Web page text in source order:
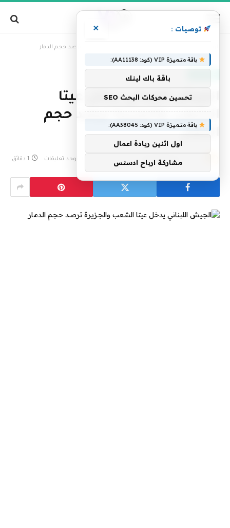
الجيش اللبناني يدخل عيتا الشعب والجزيرة ترصد حجم الدمار
الجيش اللبناني يدخل عيتا
الشعب والجزيرة ترصد حجم
الدمار
فريق التحرير لا توجد تعليقات 1 دقائق
توصيات : ×
باقة متميزة VIP (كود: AA11138):
باقة باك لينك
تحسين محركات البحث SEO
باقة متميزة VIP (كود: AA38045):
اول اثنين ريادة اعمال
مشاركة ارباح ادسنس